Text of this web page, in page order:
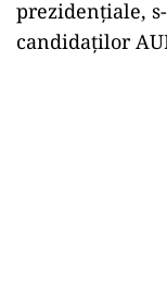
comunităţii, pe
Primăria
prin
cu mașini de